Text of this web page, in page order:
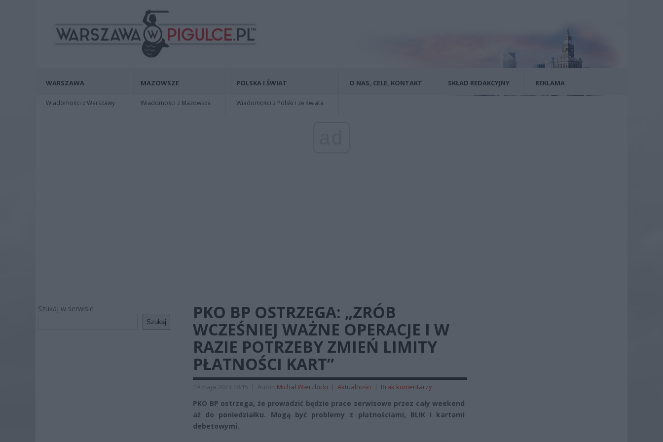
WARSZAWA
Wiadomości z Warszawy
MAZOWSZE
Wiadomości z Mazowsza
POLSKA I ŚWIAT
Wiadomości z Polski i ze świata
O NAS, CELE, KONTAKT SKŁAD REDAKCYJNY REKLAMA
Szukaj w serwisie
Szukaj
PKO BP OSTRZEGA: „ZRÓB
WCZEŚNIEJ WAŻNE OPERACJE I W
RAZIE POTRZEBY ZMIEŃ LIMITY
PŁATNOŚCI KART”
19 maja 2023 18:15 | Autor: Michał Wierzbicki | Aktualności | Brak komentarzy
PKO BP ostrzega, że prowadzić będzie prace serwisowe przez cały weekend
aż do poniedziałku. Mogą być problemy z płatnościami, BLIK i kartami
debetowymi.